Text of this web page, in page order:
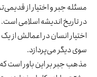
جبر و اختیار از قدیمی‌ترین
اندیشه اسلامی است. این
انسان در اعمالش از یک سو، و
می‌پردازد.
جبر بر این باور است که همه